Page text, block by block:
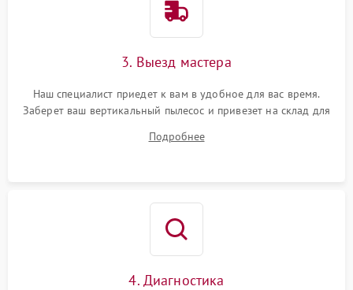
3. Выезд мастера
Наш специалист приедет к вам в удобное для вас время.
Заберет ваш вертикальный пылесос и привезет на склад для
Подробнее
4. Диагностика